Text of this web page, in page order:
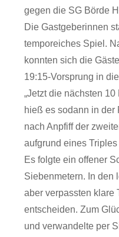
gegen die SG Börde
Die Gastgeberinnen
temporeiches Spiel.
konnten sich die
19:15-Vorsprung in
„Jetzt die nächsten
hieß es sodann in der
nach Anpfiff der
aufgrund eines
Es folgte ein offener
Siebenmetern. In den
aber verpassten klare
entscheiden. Zum
und verwandelte per